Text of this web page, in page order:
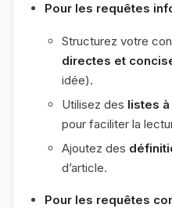
Pour les requêtes
Structurez votre
directes et
idée).
Utilisez des listes
pour faciliter la
Ajoutez des
d’article.
Pour les requêtes